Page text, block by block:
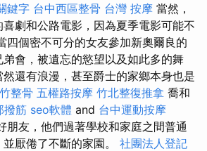
鍵字 台中西區整骨 台灣 按摩 當然，
劇和公路電影，因為夏季電影可能不
四個密不可分的女友參加新奧爾良的
會，被遺忘的慾望以及如此多的舞
還有浪漫，甚至爵士的家鄉本身也是
整骨 五權路按摩 竹北整復推拿 喬和
撥筋 seo軟體 and 台中運動按摩
朋友，他們過著學校和家庭之間普通
厭倦了不斷的家園。 社團法人登記